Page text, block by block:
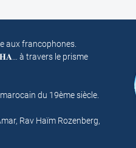
aux francophones.
à travers le prisme
du 19ème siècle.
Rav Haïm Rozenberg,